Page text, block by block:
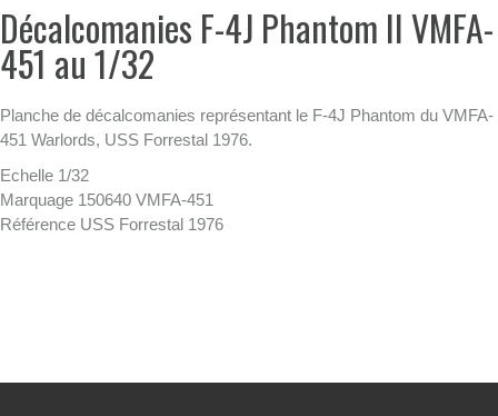
Décalcomanies F-4J Phantom II VMFA-
451 au 1/32
Planche de décalcomanies représentant le F-4J Phantom du VMFA-
451 Warlords, USS Forrestal 1976.
Echelle 1/32
Marquage 150640 VMFA-451
Référence USS Forrestal 1976